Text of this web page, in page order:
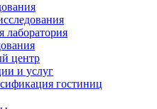
лаборатория
центр
и услуг
гостиниц